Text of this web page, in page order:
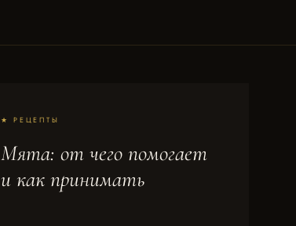
★ РЕЦЕПТЫ
Мята: от чего помогает
и как принимать